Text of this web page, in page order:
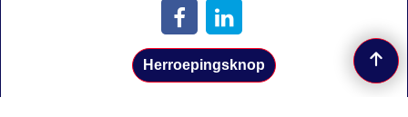
Herroepingsknop